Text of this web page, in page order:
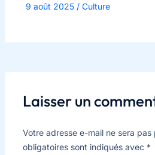
9 août 2025 / Culture
Laisser un
Votre adresse e-mail ne sera pas
obligatoires sont indiqués avec *